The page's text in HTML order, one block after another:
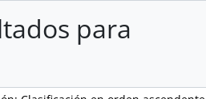
para